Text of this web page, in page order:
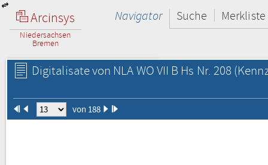
Arcinsys
Niedersachsen
Bremen
Navigator Suche Merkliste
Digitalisate von NLA WO VII B Hs Nr. 208
von 188